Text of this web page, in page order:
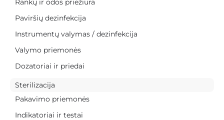
Rankų ir odos priežiūra
Paviršių dezinfekcija
Instrumentų valymas / dezinfekcija
Valymo priemonės
Dozatoriai ir priedai
Sterilizacija
Pakavimo priemonės
Indikatoriai ir testai